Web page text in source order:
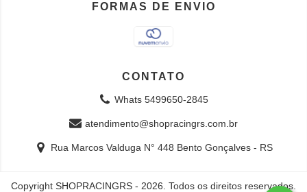
FORMAS DE ENVIO
CONTATO
Whats 5499650-2845
atendimento@shopracingrs.com.br
Rua Marcos Valduga N° 448 Bento Gonçalves - RS
Copyright SHOPRACINGRS - 2026. Todos os direitos reservados.